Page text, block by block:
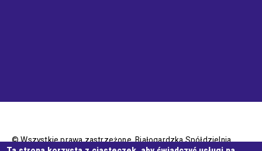
© Wszystkie prawa zastrzeżone, Białogardzka Spółdzielnia